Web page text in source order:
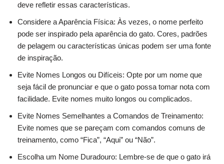
deve refletir essas características.
Considere a Aparência Física: Às vezes, o nome perfeito
pode ser inspirado pela aparência do gato. Cores, padrões
de pelagem ou características únicas podem ser uma fonte
de inspiração.
Evite Nomes Longos ou Difíceis: Opte por um nome que
seja fácil de pronunciar e que o gato possa tomar nota com
facilidade. Evite nomes muito longos ou complicados.
Evite Nomes Semelhantes a Comandos de Treinamento:
Evite nomes que se pareçam com comandos comuns de
treinamento, como “Fica”, “Aqui” ou “Não”.
Escolha um Nome Duradouro: Lembre-se de que o gato irá